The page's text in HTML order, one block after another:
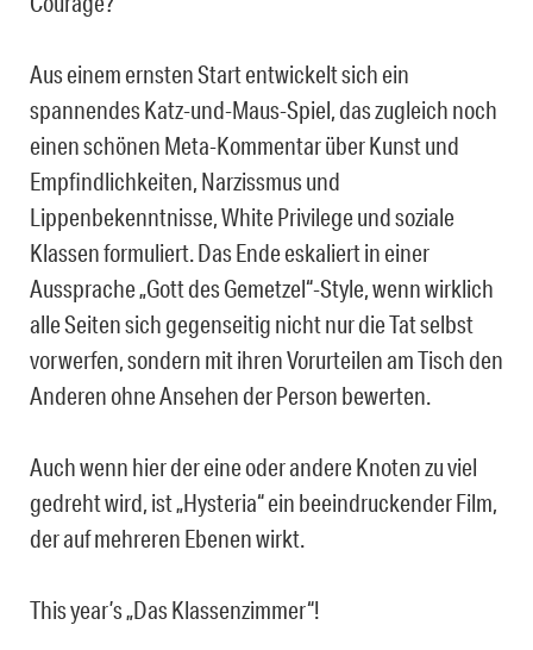
Aus einem ernsten Start entwickelt sich ein
spannendes Katz-und-Maus-Spiel, das zugleich noch
einen schönen Meta-Kommentar über Kunst und
Empfindlichkeiten, Narzissmus und
Lippenbekenntnisse, White Privilege und soziale
Klassen formuliert. Das Ende eskaliert in einer
Aussprache „Gott des Gemetzel“-Style, wenn wirklich
alle Seiten sich gegenseitig nicht nur die Tat selbst
vorwerfen, sondern mit ihren Vorurteilen am Tisch den
Anderen ohne Ansehen der Person bewerten.
Auch wenn hier der eine oder andere Knoten zu viel
gedreht wird, ist „Hysteria“ ein beeindruckender Film,
der auf mehreren Ebenen wirkt.
This year’s „Das Klassenzimmer“!